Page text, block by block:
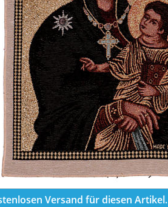
Versand für diesen Artikel.